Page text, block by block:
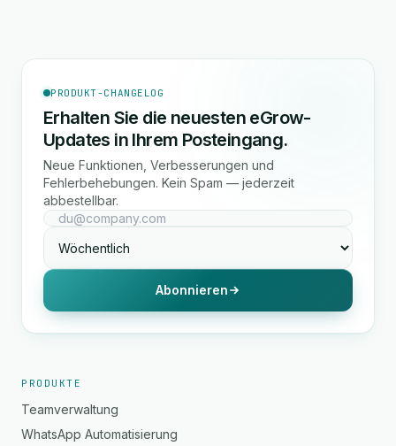
PRODUKT-CHANGELOG
Erhalten Sie die neuesten eGrow-
Updates in Ihrem Posteingang.
Neue Funktionen, Verbesserungen und
Fehlerbehebungen. Kein Spam — jederzeit
abbestellbar.
Abonnieren
PRODUKTE
Teamverwaltung
WhatsApp Automatisierung